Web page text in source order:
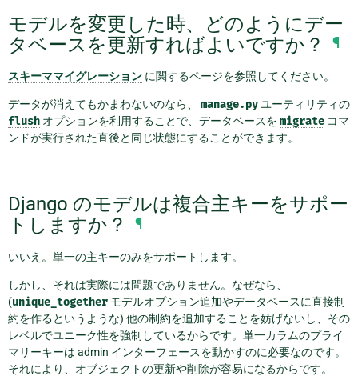
モデルを変更した時、どのようにデー
タベースを更新すればよいですか？
¶
スキーママイグレーション に関するページを参照してください。
データが消えてもかまわないのなら、 manage.py ユーティリティの
flush オプションを利用することで、データベースを migrate コマ
ンドが実行された直後と同じ状態にすることができます。
Django のモデルは複合主キーをサポー
トしますか？
¶
いいえ。単一の主キーのみをサポートします。
しかし、それは実際には問題でありません。なぜなら、
(unique_together モデルオプション追加やデータベースに直接制
約を作るというような) 他の制約を追加することを妨げないし、その
レベルでユニーク性を強制しているからです。単一カラムのプライ
マリーキーは admin インターフェースを動かすのに必要なのです。
それにより、オブジェクトの更新や削除が容易になるからです。